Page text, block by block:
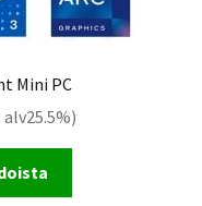
Mini PC
alv25.5%)